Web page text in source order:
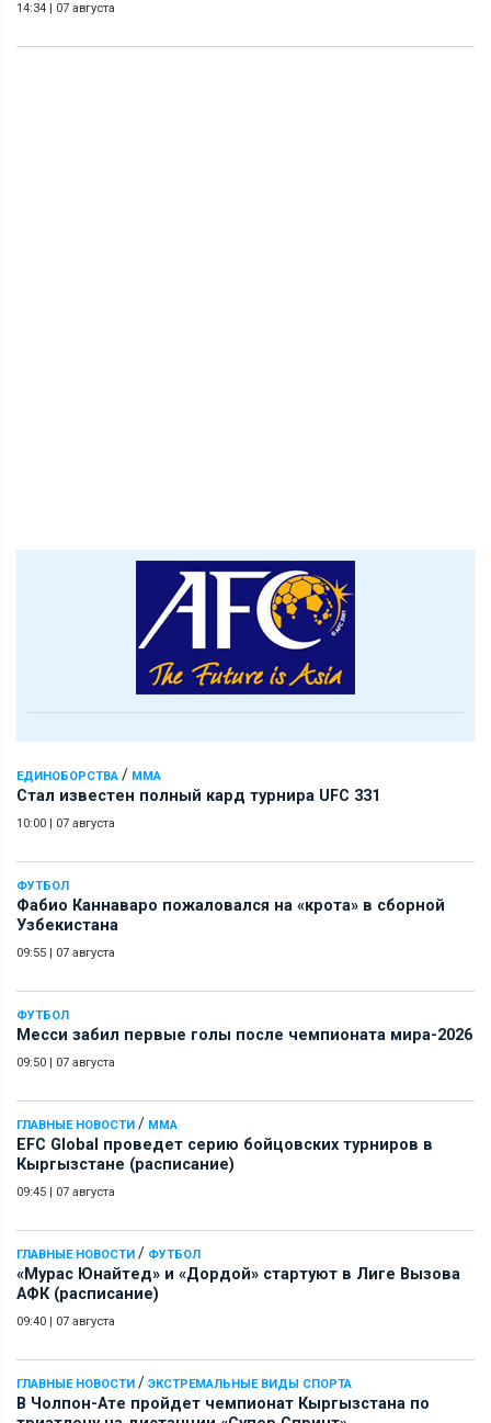
14:34 | 07 августа
ЕДИНОБОРСТВА / ММА
Стал известен полный кард турнира UFC 331
10:00 | 07 августа
ФУТБОЛ
Фабио Каннаваро пожаловался на «крота» в сборной
Узбекистана
09:55 | 07 августа
ФУТБОЛ
Месси забил первые голы после чемпионата мира-2026
09:50 | 07 августа
ГЛАВНЫЕ НОВОСТИ / ММА
EFC Global проведет серию бойцовских турниров в
Кыргызстане (расписание)
09:45 | 07 августа
ГЛАВНЫЕ НОВОСТИ / ФУТБОЛ
«Мурас Юнайтед» и «Дордой» стартуют в Лиге Вызова
АФК (расписание)
09:40 | 07 августа
ГЛАВНЫЕ НОВОСТИ / ЭКСТРЕМАЛЬНЫЕ ВИДЫ СПОРТА
В Чолпон-Ате пройдет чемпионат Кыргызстана по